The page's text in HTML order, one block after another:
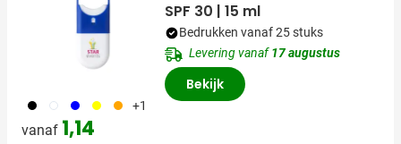
001 002 005 006 007 +1
vanaf 1,14
SPF 30 | 15 ml
Bedrukken vanaf 25 stuks
Levering vanaf17 augustus
Bekijk